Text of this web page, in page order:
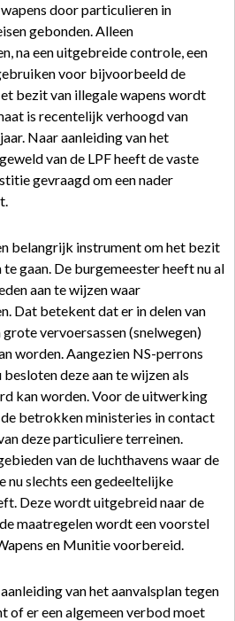
door particulieren in
gebonden. Alleen
na een uitgebreide controle, een
voor bijvoorbeeld de
bezit van illegale wapens wordt
is recentelijk verhoogd van
Naar aanleiding van het
van de LPF heeft de vaste
gevraagd om een nader
belangrijk instrument om het bezit
gaan. De burgemeester heeft nu al
aan te wijzen waar
Dat betekent dat er in delen van
vervoersassen (snelwegen)
worden. Aangezien NS-perrons
deze aan te wijzen als
kan worden. Voor de uitwerking
betrokken ministeries in contact
deze particuliere terreinen.
van de luchthavens waar de
nu slechts een gedeeltelijke
Deze wordt uitgebreid naar de
maatregelen wordt een voorstel
en Munitie voorbereid.
van het aanvalsplan tegen
of er een algemeen verbod moet